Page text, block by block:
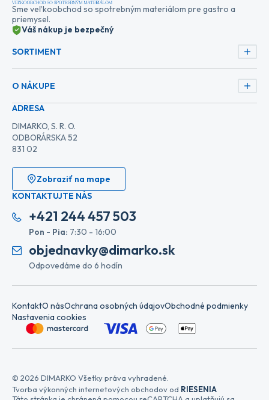
Sme veľkoobchod so spotrebným materiálom pre gastro a
priemysel.
Váš nákup je bezpečný
SORTIMENT
O NÁKUPE
ADRESA
DIMARKO, S. R. O.
ODBORÁRSKA 52
831 02
Zobraziť na mape
KONTAKTUJTE NÁS
+421 244 457 503
Pon - Pia: 7:30 - 16:00
objednavky@dimarko.sk
Odpovedáme do 6 hodín
KontaktO násOchrana osobných údajovObchodné podmienky
Nastavenia cookies
© 2026 DIMARKO Všetky práva vyhradené.
Tvorba výkonných internetových obchodov od RIESENIA